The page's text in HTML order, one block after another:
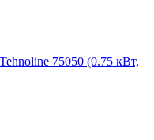
75050 (0.75 кВт,